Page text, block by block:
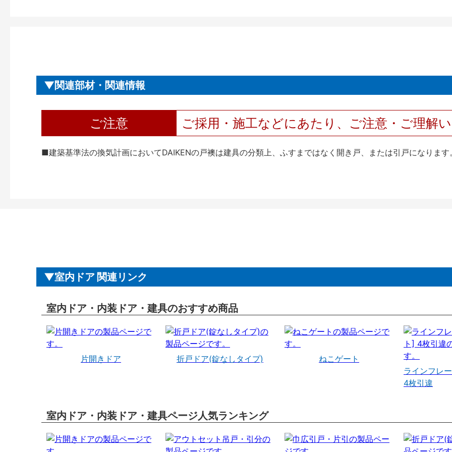
関連部材・関連情報
ご注意 ご採用・施工などにあたり、ご注意・ご理解
■建築基準法の換気計画においてDAIKENの戸襖は建具の分類上、ふすまではなく開き戸、または引戸になります
室内ドア 関連リンク
室内ドア・内装ドア・建具のおすすめ商品
片開きドア 折戸ドア(錠なしタイプ)
ねこゲート
ラインフレ
4枚引違
室内ドア・内装ドア・建具ページ人気ランキング